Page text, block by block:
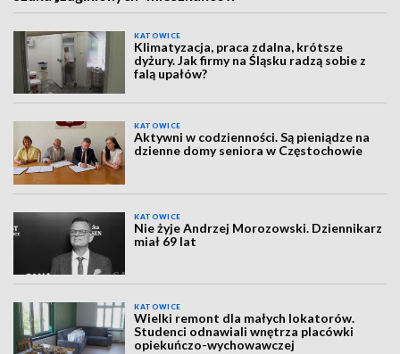
KATOWICE
Klimatyzacja, praca zdalna, krótsze
dyżury. Jak firmy na Śląsku radzą sobie z
falą upałów?
KATOWICE
Aktywni w codzienności. Są pieniądze na
dzienne domy seniora w Częstochowie
KATOWICE
Nie żyje Andrzej Morozowski. Dziennikarz
miał 69 lat
KATOWICE
Wielki remont dla małych lokatorów.
Studenci odnawiali wnętrza placówki
opiekuńczo-wychowawczej